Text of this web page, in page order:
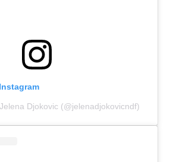
Djokovic (@jelenadjokovicndf)